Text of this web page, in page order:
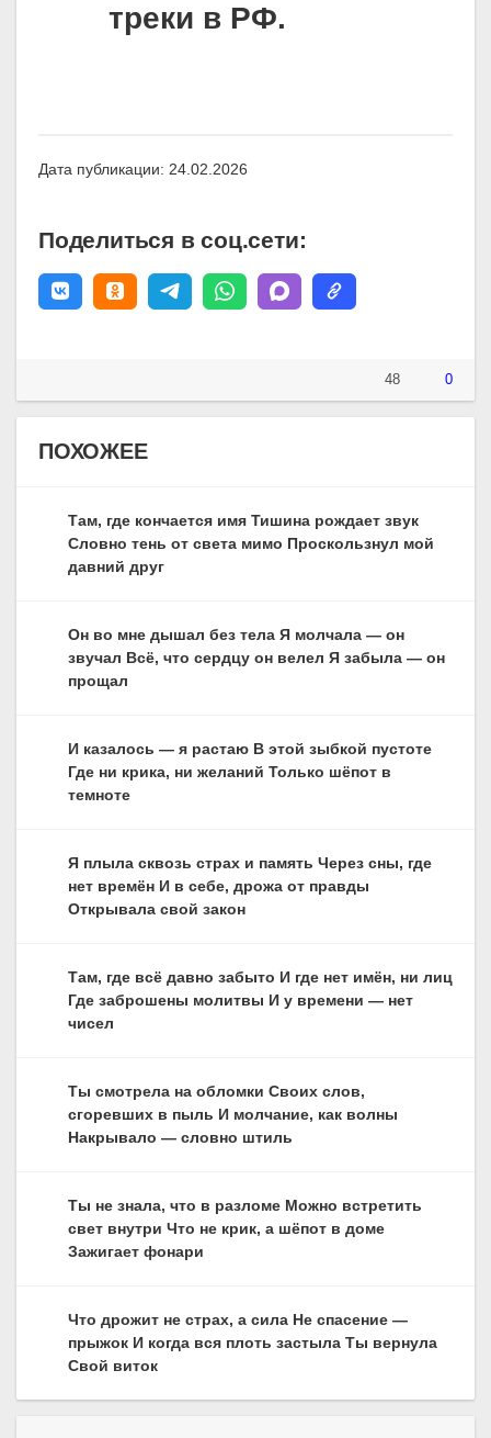
треки в РФ.
Дата публикации: 24.02.2026
Поделиться в соц.сети:
48 0
ПОХОЖЕЕ
Там, где кончается имя Тишина рождает звук
Словно тень от света мимо Проскользнул мой
давний друг
Он во мне дышал без тела Я молчала — он
звучал Всё, что сердцу он велел Я забыла — он
прощал
И казалось — я растаю В этой зыбкой пустоте
Где ни крика, ни желаний Только шёпот в
темноте
Я плыла сквозь страх и память Через сны, где
нет времён И в себе, дрожа от правды
Открывала свой закон
Там, где всё давно забыто И где нет имён, ни лиц
Где заброшены молитвы И у времени — нет
чисел
Ты смотрела на обломки Своих слов,
сгоревших в пыль И молчание, как волны
Накрывало — словно штиль
Ты не знала, что в разломе Можно встретить
свет внутри Что не крик, а шёпот в доме
Зажигает фонари
Что дрожит не страх, а сила Не спасение —
прыжок И когда вся плоть застыла Ты вернула
Свой виток